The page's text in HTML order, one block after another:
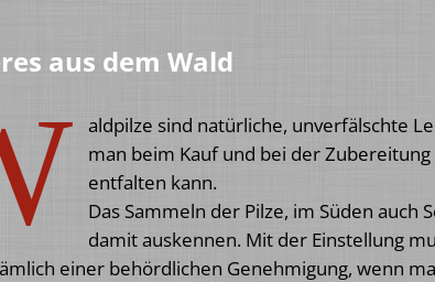
aus dem Wald
aldpilze sind natürliche, unverfälschte
man beim Kauf und bei der
entfalten kann.
Das Sammeln der Pilze, im Süden auch
damit auskennen. Mit der Einstellung
einer behördlichen Genehmigung, wenn